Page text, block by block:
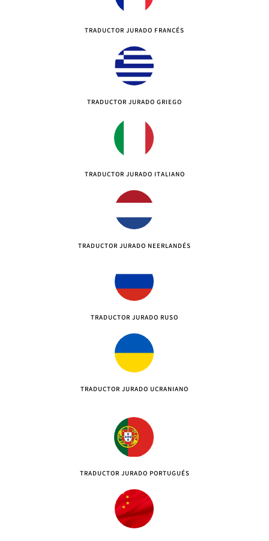
TRADUCTOR JURADO FRANCÉS
TRADUCTOR JURADO GRIEGO
TRADUCTOR JURADO ITALIANO
TRADUCTOR JURADO NEERLANDÉS
TRADUCTOR JURADO RUSO
TRADUCTOR JURADO UCRANIANO
TRADUCTOR JURADO PORTUGUÉS